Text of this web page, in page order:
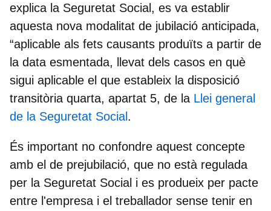
explica la Seguretat Social, es va establir
aquesta nova modalitat de jubilació anticipada,
“aplicable als fets causants produïts a partir de
la data esmentada, llevat dels casos en què
sigui aplicable el que estableix la disposició
transitòria quarta, apartat 5, de la Llei general
de la Seguretat Social.
És important no confondre aquest concepte
amb el de prejubilació, que no està regulada
per la Seguretat Social i es produeix per pacte
entre l'empresa i el treballador sense tenir en